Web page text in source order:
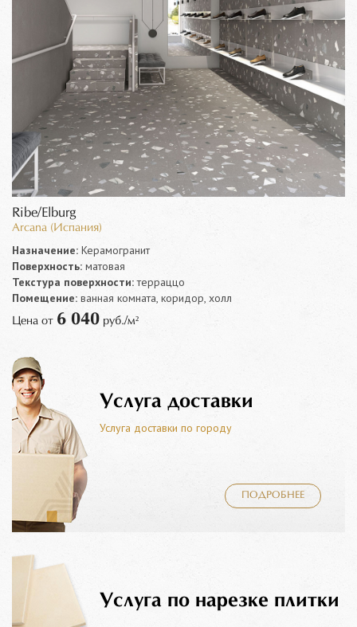
Ribe/Elburg
Arcana (Испания)
Назначение: Керамогранит
Поверхность: матовая
Текстура поверхности:терраццо
Помещение: ванная комната, коридор, холл
Цена от 6 040 руб./м²
Услуга доставки
Услуга доставки по городу
ПОДРОБНЕЕ
Услуга по нарезке плитки